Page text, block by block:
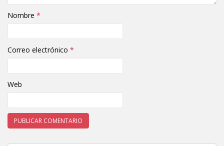
Nombre *
Correo electrónico *
Web